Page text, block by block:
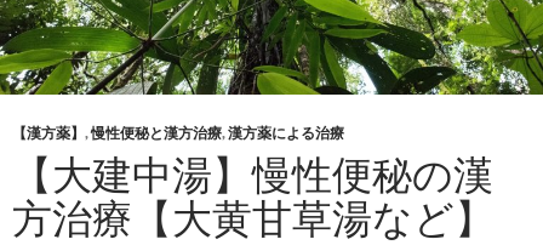
【漢方薬】 ,慢性便秘と漢方治療,漢方薬による治療
【大建中湯】慢性便秘の漢
方治療【大黄甘草湯など】